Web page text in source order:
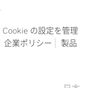
Cookie の設定を管理
企業ポリシー
製品